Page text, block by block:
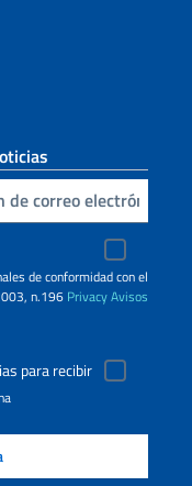
de conformidad con el
n.196 PrivacyAvisos
para recibir